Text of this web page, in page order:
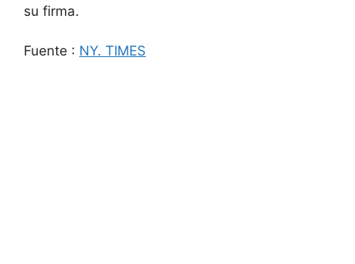
su firma.
Fuente : NY. TIMES